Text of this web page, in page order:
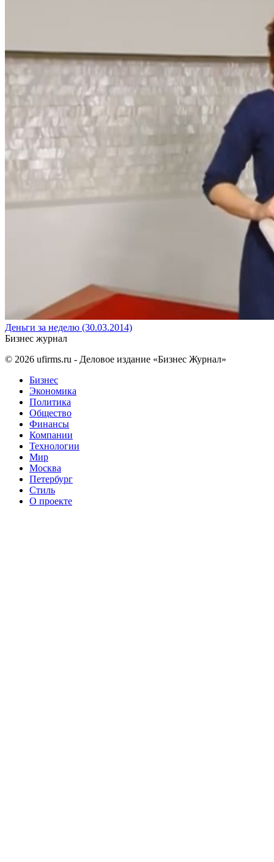
Деньги за неделю (30.03.2014)
Бизнес журнал
© 2026 ufirms.ru - Деловое издание «Бизнес Журнал»
Бизнес
Экономика
Политика
Общество
Финансы
Компании
Технологии
Мир
Москва
Петербург
Стиль
О проекте